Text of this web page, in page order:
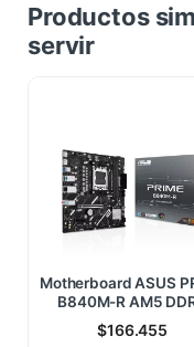
Productos
servir
Motherboard ASUS
B840M-R AM5
$166.455